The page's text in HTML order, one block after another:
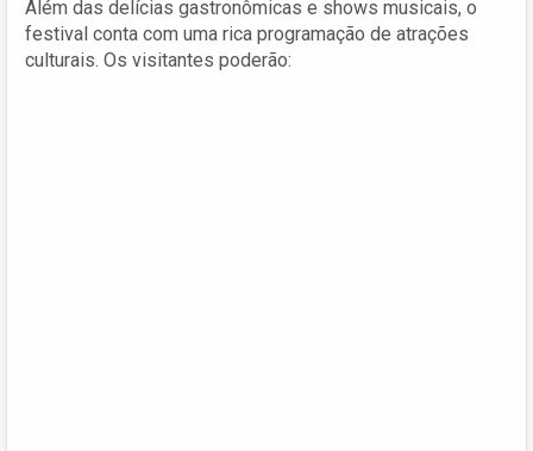
Além das delícias gastronômicas e shows musicais, o
festival conta com uma rica programação de atrações
culturais. Os visitantes poderão: